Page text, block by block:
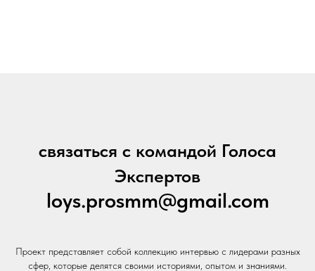
связаться с командой Голоса
Экспертов
loys.prosmm@gmail.com
Проект представляет собой коллекцию интервью с лидерами разных
сфер, которые делятся своими историями, опытом и знаниями.